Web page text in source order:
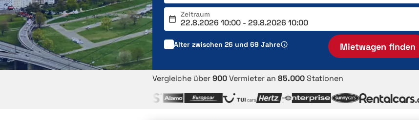
Zeitraum
Alter zwischen 26 und 69 Jahre Mietwagen finden
Vergleiche über900Vermieter an 85.000Stationen